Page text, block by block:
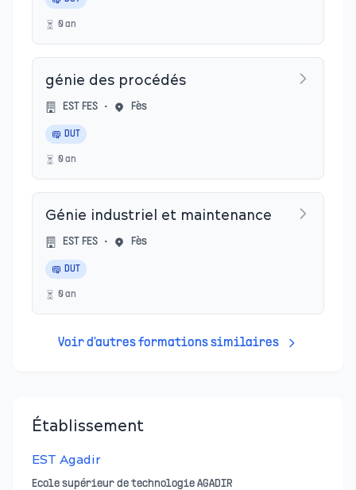
0an
génie des procédés
EST FES • Fès
DUT
0an
Génie industriel et maintenance
EST FES • Fès
DUT
0an
Voir d'autres formations similaires
Établissement
EST Agadir
Ecole supérieur de technologie AGADIR